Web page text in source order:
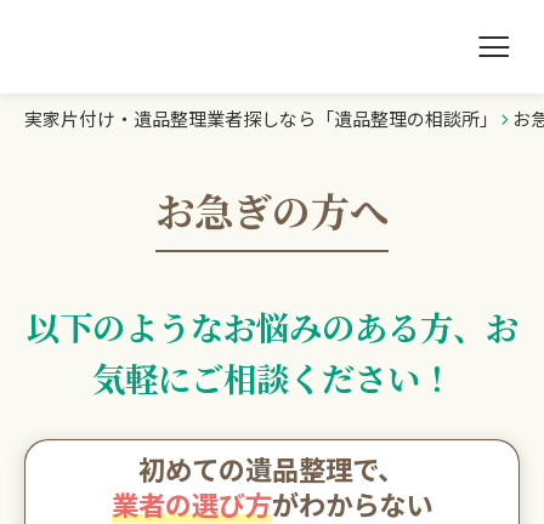
遺品整理の相談所TOP
業者を探す
初めての方へ
お急ぎの方はこちら
実家片付け・遺品整理業者探しなら「遺品整理の相談所」 お
お急ぎの方へ
以下のようなお悩みのある方、お
気軽にご相談ください！
初めての遺品整理で、
業者の選び方がわからない